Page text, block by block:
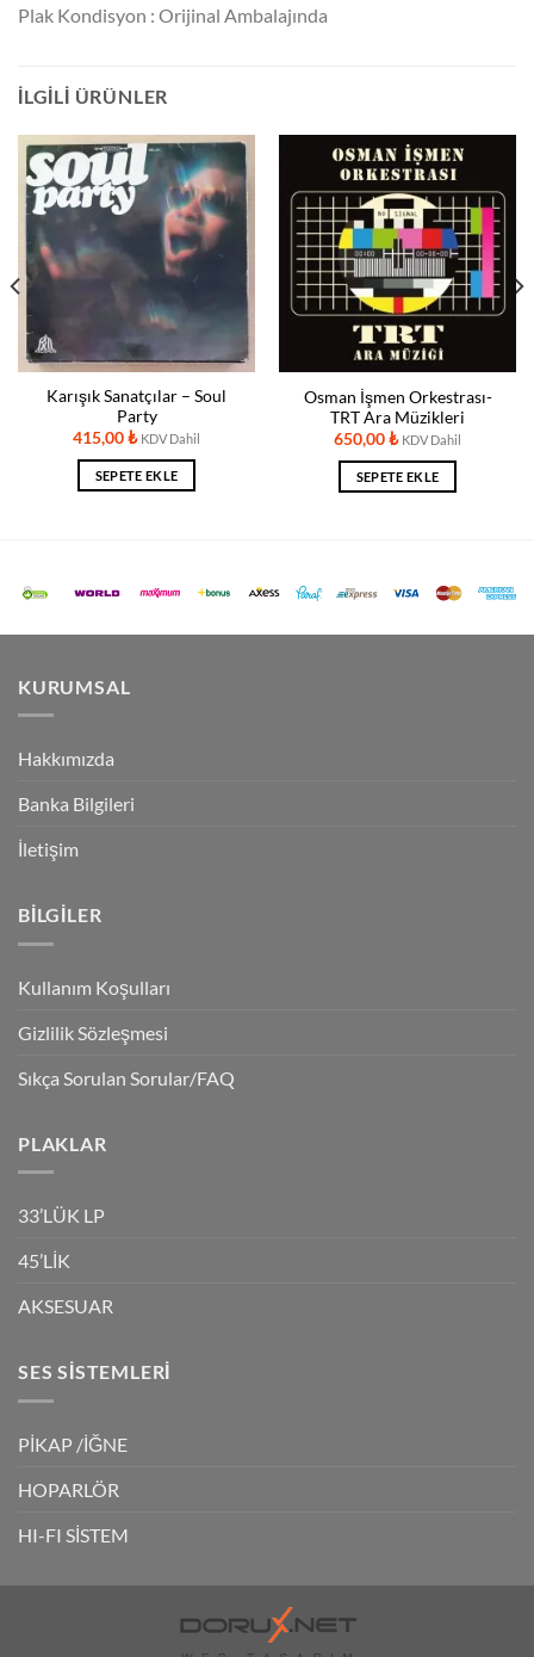
Plak Kondisyon : Orijinal Ambalajında
İLGILI ÜRÜNLER
Karışık Sanatçılar – Soul
Party
415,00₺ KDV Dahil
SEPETE EKLE
Osman İşmen Orkestrası-
TRT Ara Müzikleri
650,00₺ KDV Dahil
SEPETE EKLE
KURUMSAL
Hakkımızda
Banka Bilgileri
İletişim
BILGILER
Kullanım Koşulları
Gizlilik Sözleşmesi
Sıkça Sorulan Sorular/FAQ
PLAKLAR
33’LÜK LP
45’LİK
AKSESUAR
SES SISTEMLERI
PİKAP /İĞNE
HOPARLÖR
HI-FI SİSTEM